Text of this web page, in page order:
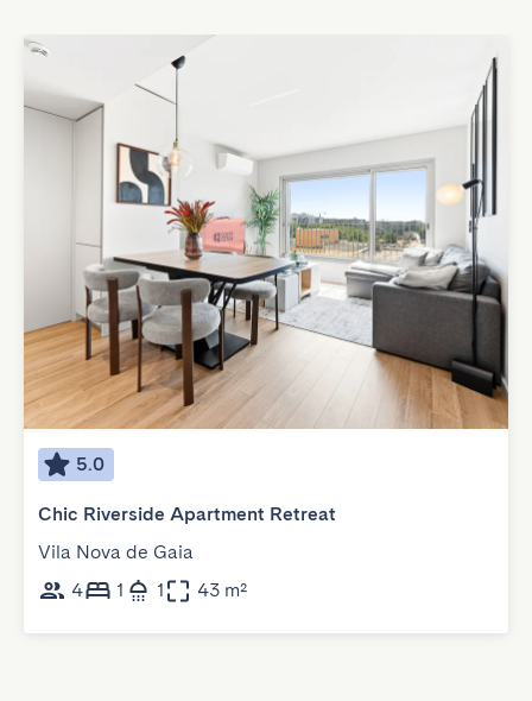
5.0
Chic Riverside Apartment Retreat
Vila Nova de Gaia
4
1 1 43 m²